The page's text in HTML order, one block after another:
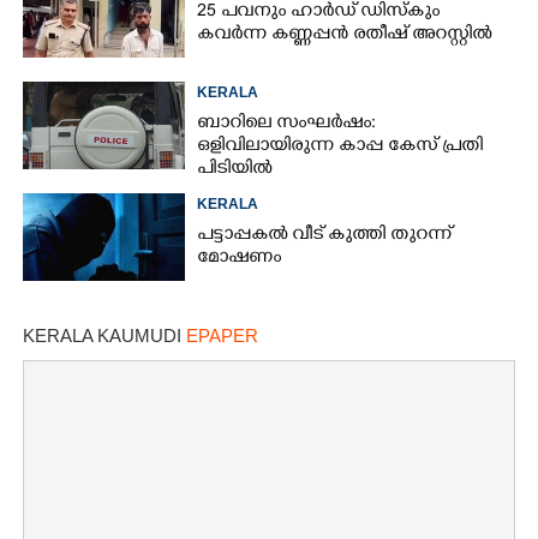
25 പവനും ഹാർഡ് ഡിസ്കും
കവർന്ന കണ്ണപ്പൻ രതീഷ് അറസ്റ്റിൽ
KERALA
ബാറിലെ സംഘർഷം:
ഒളിവിലായിരുന്ന കാപ്പ കേസ് പ്രതി
പിടിയിൽ
KERALA
പട്ടാപ്പകൽ വീട് കുത്തി തുറന്ന്
മോഷണം
KERALA KAUMUDI EPAPER